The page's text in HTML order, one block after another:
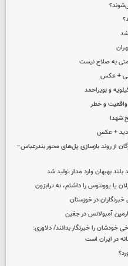
به صلاح نیست
+ عکس
و بویراحمد
واقعیت و خطر
شهدا
+ عکس
از روند بازسازی پل‌های محور بندرعباس–
یا یوونتوس را داشتم، نه ترابزون
در خوزستان
آمبولانس در جغین
را خبرنگار بدانند/ دلاوری:
در ایران است